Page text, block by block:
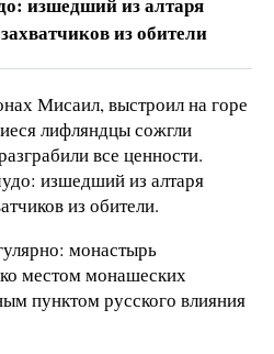
из обители
Мисаил, выстроил на горе
лифляндцы сожгли
все ценности.
изшедший из алтаря
из обители.
монастырь
местом монашеских
пунктом русского влияния